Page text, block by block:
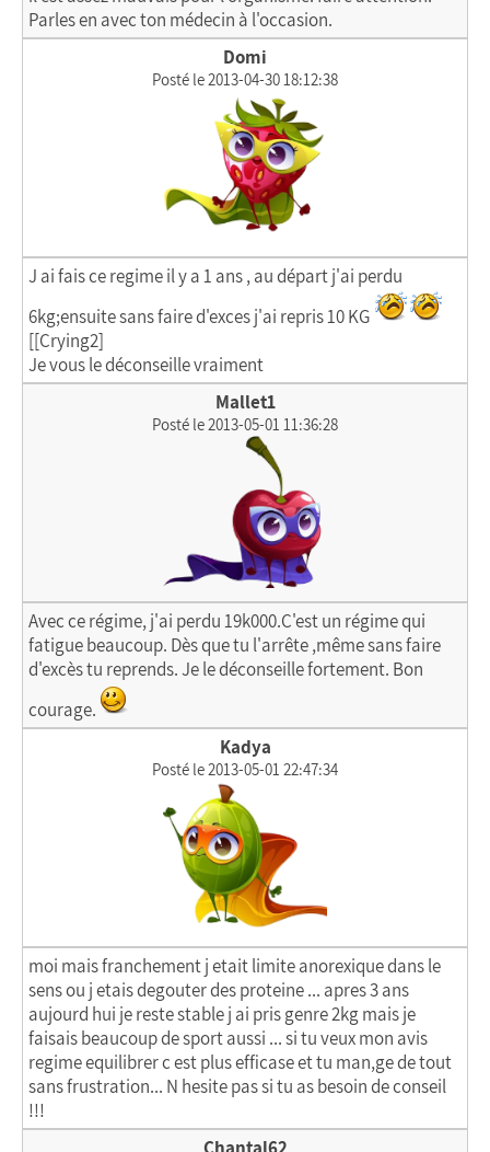
Parles en avec ton médecin à l'occasion.
Domi
Posté le 2013-04-30 18:12:38
J ai fais ce regime il y a 1 ans , au départ j'ai perdu
6kg;ensuite sans faire d'exces j'ai repris 10 KG
[[Crying2]
Je vous le déconseille vraiment
Mallet1
Posté le 2013-05-01 11:36:28
Avec ce régime, j'ai perdu 19k000.C'est un régime qui
fatigue beaucoup. Dès que tu l'arrête ,même sans faire
d'excès tu reprends. Je le déconseille fortement. Bon
courage.
Kadya
Posté le 2013-05-01 22:47:34
moi mais franchement j etait limite anorexique dans le
sens ou j etais degouter des proteine ... apres 3 ans
aujourd hui je reste stable j ai pris genre 2kg mais je
faisais beaucoup de sport aussi ... si tu veux mon avis
regime equilibrer c est plus efficase et tu man,ge de tout
sans frustration... N hesite pas si tu as besoin de conseil
!!!